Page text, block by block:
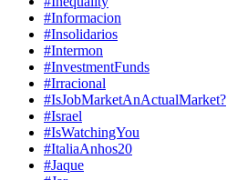
#Informacion
#Insolidarios
#Intermon
#InvestmentFunds
#Irracional
#IsJobMarketAnActualMarket?
#Israel
#IsWatchingYou
#ItaliaAnhos20
#Jaque